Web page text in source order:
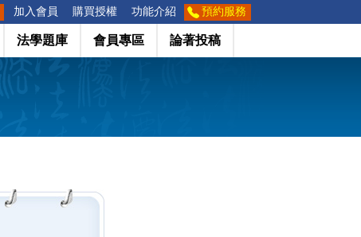
加入會員 購買授權 功能介紹 預約服務
法學題庫 會員專區 論著投稿